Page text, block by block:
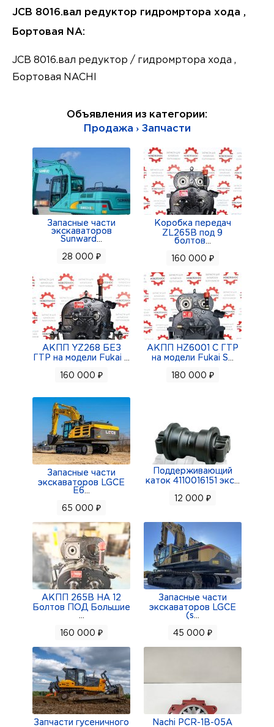
JCB 8016.вал редуктор гидромртора хода ,
Бортовая NA:
JCB 8016.вал редуктор / гидромртора хода ,
Бортовая NACHI
Объявления из категории:
Продажа › Запчасти
Запасные части
экскаваторов
Sunward
28 000 ₽
Коробка передач
ZL265B под 9
болтов
160 000 ₽
АКПП YZ268 БЕЗ
ГТР на модели Fukai
160 000 ₽
АКПП HZ6001 С ГТР
на модели Fukai S
180 000 ₽
Запасные части
экскаваторов LGCE
E6
65 000 ₽
Поддерживающий
каток 4110016151 экс...
12 000 ₽
АКПП 265В НА 12
Болтов ПОД Большие
160 000 ₽
Запасные части
экскаваторов LGCE
(s
45 000 ₽
Запчасти гусеничного Nachi PCR-1B-05A